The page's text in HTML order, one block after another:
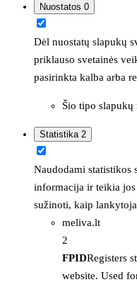
Nuostatos 0
Dėl nuostatų slapukų
priklauso svetainės
pasirinkta kalba arba
Šio tipo slapukų
Statistika 2
Naudodami statistikos
informacija ir teikia jos
sužinoti, kaip
meliva.lt
2
FPIDRegisters
website. Used